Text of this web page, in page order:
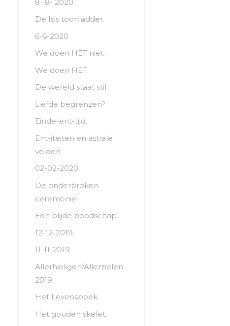
8 -8- 2020.
De Isis toonladder.
6-6-2020.
We doen HET niet.
We doen HET.
De wereld staat stil.
Liefde begrenzen?
Einde-ent-tijd.
Ent-iteiten en astrale
velden.
02-02-2020.
De onderbroken
ceremonie.
Een blijde boodschap.
12-12-2019.
11-11-2019
Allerheiligen/Allerzielen
2019.
Het Levensboek.
Het gouden skelet.